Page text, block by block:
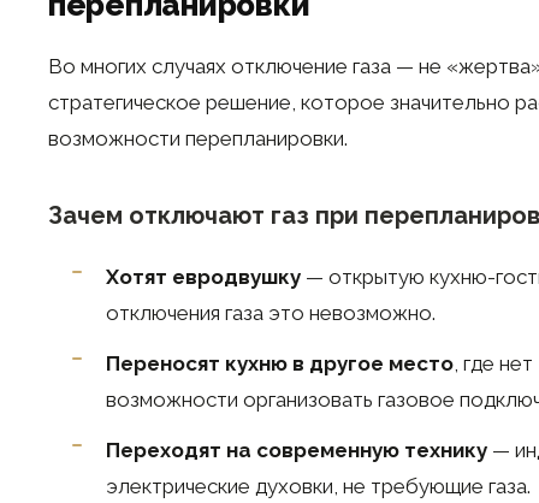
Во многих случаях отключение газа — не
стратегическое решение, которое значительно
возможности перепланировки.
Зачем отключают газ при
Хотят евродвушку — открытую кухню-
отключения газа это невозможно.
Переносят кухню в другое место, где нет
возможности организовать газовое
Переходят на современную технику —
электрические духовки, не требующие газа.